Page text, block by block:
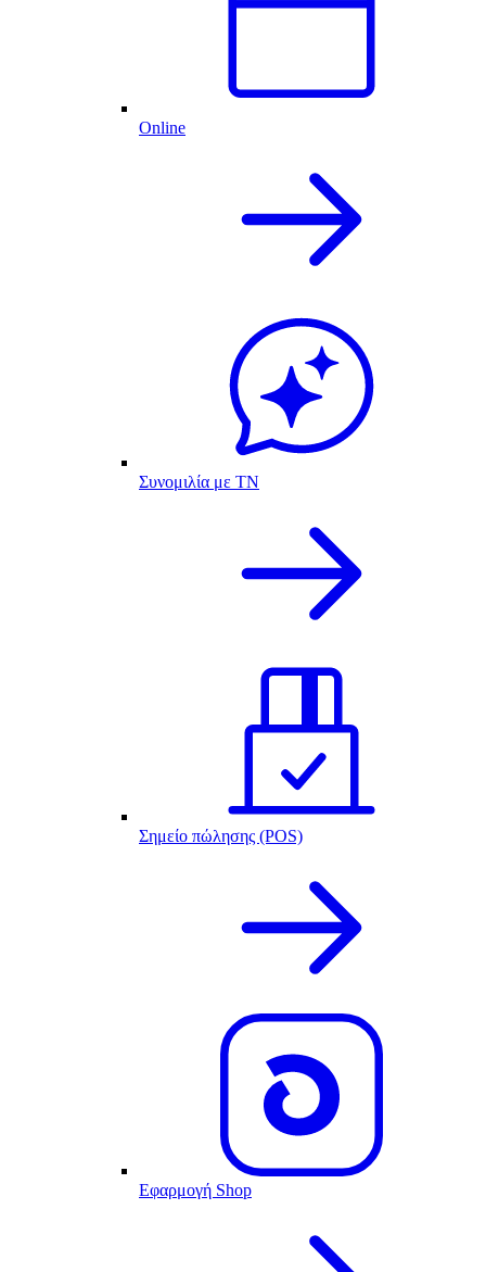
Online
Συνομιλία με ΤΝ
Σημείο πώλησης (POS)
Εφαρμογή Shop